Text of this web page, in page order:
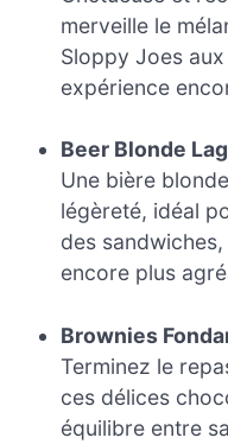
merveille le
Sloppy Joes
expérience
Beer Blonde
Une bière
légèreté, idéal
des
encore plus
Brownies
Terminez le
ces délices
équilibre entre